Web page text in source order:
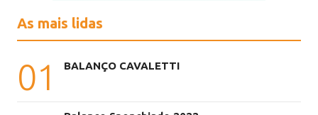
As mais lidas
01 BALANÇO CAVALETTI